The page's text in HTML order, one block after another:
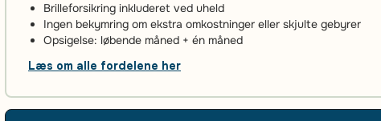
Brilleforsikring inkluderet ved uheld
Ingen bekymring om ekstra omkostninger eller skjulte gebyrer
Opsigelse: løbende måned + én måned
Læs om alle fordelene her